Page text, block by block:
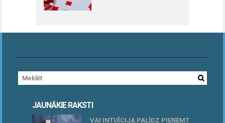
JAUNĀKIE RAKSTI
VAI INTUĪCIJA PALĪDZ PIEŅEMT